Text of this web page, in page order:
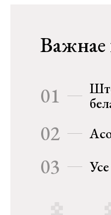
Важнае
01
02
03